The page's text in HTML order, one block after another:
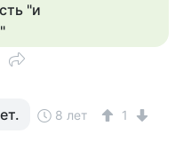
"и
8 лет 1